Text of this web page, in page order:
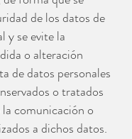
de los datos de
y se evite la
o alteración
de datos personales
o tratados
comunicación o
a dichos datos.